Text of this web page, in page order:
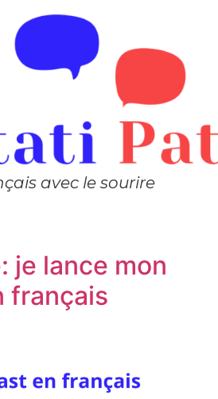
avec le sourire
je lance mon
français